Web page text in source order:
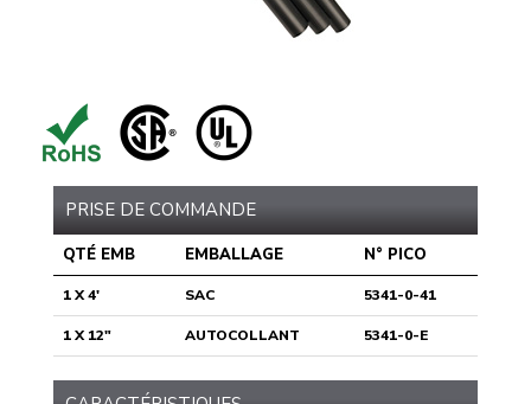
PRISE DE COMMANDE
QTÉ EMB EMBALLAGE N° PICO
1 X 4' SAC 5341-0-41
1 X 12" AUTOCOLLANT 5341-0-E